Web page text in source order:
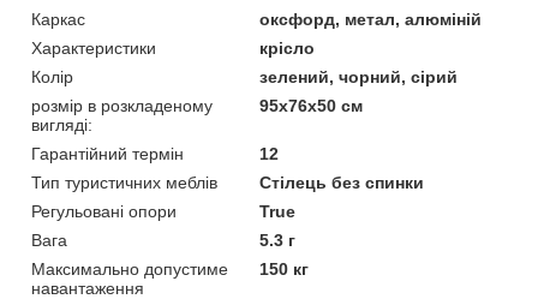
Каркас
оксфорд, метал, алюміній
Характеристики
крісло
Колір
зелений, чорний, сірий
розмір в розкладеному
вигляді:
95х76х50 см
Гарантійний термін
12
Тип туристичних меблів
Стілець без спинки
Регульовані опори
True
Вага
5.3 г
Максимально допустиме
навантаження
150 кг